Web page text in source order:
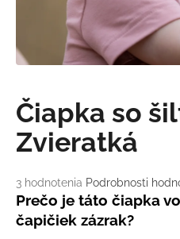
Priemerné
hodnotenie
produktu
je
3 hodnotenia Podrobnosti
Čiapka so
Zvieratká
Prečo je táto čiapka
čapičiek zázrak?
j
s
?
HĽADAŤ